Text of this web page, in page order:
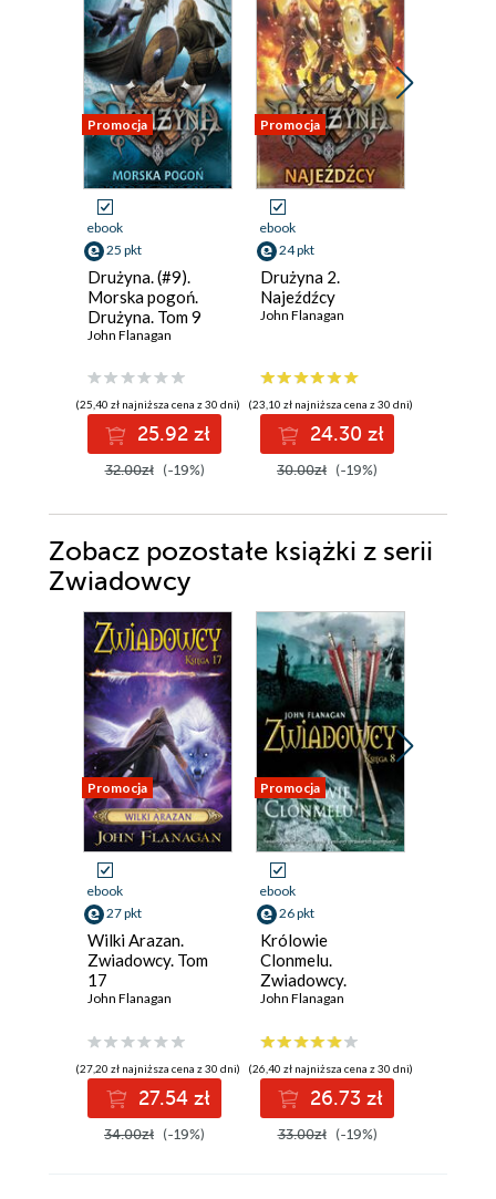
Promocja
ebook
25 pkt
Drużyna. (#9).
Morska pogoń.
Drużyna. Tom 9
John Flanagan
(25,40 zł najniższa cena z 30 dni)
25.92 zł
32.00zł (-19%)
Promocja
ebook
24 pkt
Drużyna 2.
Najeźdźcy
John Flanagan
(23,10 zł najniższa cena z 30 dni)
24.30 zł
30.00zł (-19%)
Zobacz pozostałe książki z serii
Zwiadowcy
Promocja
ebook
27 pkt
Wilki Arazan.
Zwiadowcy. Tom
17
John Flanagan
(27,20 zł najniższa cena z 30 dni)
27.54 zł
34.00zł (-19%)
Promocja
ebook
26 pkt
Królowie
Clonmelu.
Zwiadowcy.
Księga 8
John Flanagan
(26,40 zł najniższa cena z 30 dni)
26.73 zł
33.00zł (-19%)